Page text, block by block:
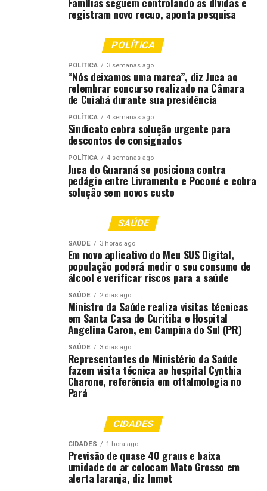
protetivas e acompanhadas pela Patrulha Maria da
Penha são as que registram menos a taxa de feminicídio.
“O governo tem um objetivo claro e reto de fortalecer a
execução da lei. As viaturas vão ajudar os policiais a
monitorar as medidas protetivas nos municípios e
reduzir os índices criminais aqui no Estado”, pontuou.
Durante a entrega das viaturas, Otaviano Pivetta
também homenageou 39 membros das forças de
segurança, entre policiais militares e membros do Grupo
Especial de Fronteira (Gefron), por relevantes serviços
prestados na Segurança Pública, principalmente na
proteção das mulheres.
Além disso, foi realizada a abertura da capacitação
tecnológica estratégica em defesa das mulheres.
Participaram da Participaram também da entrega a
suplente ao Senado, Margareth Buzetti; o deputado
estadual Elizeu Nascimento; os secretários estaduais
Mauro Carvalho (Casa Civil), Laice Souza (Comunicação)
e Mayran Beckman (Desenvolvimento Econômico); o
comandante-geral da Polícia Militar, coronel PM
Fernando Tinoco; a delegada-geral da Polícia Civil,
Daniela Maidel; o comandante-geral do Corpo de
Bombeiros, Flávio Gledson; o diretor-geral da Perícia
Oficial e Identificação Técnica (Politec), Jaime Trevisan;
contra a Mulher, delegada Mariell Antonini; a
procuradora Gláucia Amaral, entre outras autoridades.
Comentários
registram novo recuo, aponta pesquisa
POLÍTICA
POLÍTICA 3 semanas ago
“Nós deixamos uma marca”, diz Juca ao
relembrar concurso realizado na Câmara
de Cuiabá durante sua presidência
POLÍTICA 4 semanas ago
Sindicato cobra solução urgente para
descontos de consignados
POLÍTICA 4 semanas ago
Juca do Guaraná se posiciona contra
pedágio entre Livramento e Poconé e cobra
solução sem novos custo
SAÚDE
SAÚDE 3 horas ago
Em novo aplicativo do Meu SUS Digital,
população poderá medir o seu consumo de
álcool e verificar riscos para a saúde
SAÚDE 2 dias ago
Ministro da Saúde realiza visitas técnicas
em Santa Casa de Curitiba e Hospital
Angelina Caron, em Campina do Sul (PR)
SAÚDE 3 dias ago
Representantes do Ministério da Saúde
fazem visita técnica ao hospital Cynthia
Charone, referência em oftalmologia no
Pará
CIDADES
CIDADES 1 hora ago
Previsão de quase 40 graus e baixa
umidade do ar colocam Mato Grosso em
alerta laranja, diz Inmet